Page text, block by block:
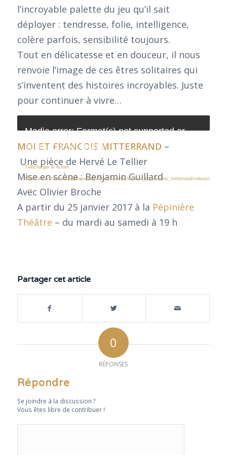
l’incroyable palette du jeu qu’il sait
déployer : tendresse, folie, intelligence,
colère parfois, sensibilité toujours.
Tout en délicatesse et en douceur, il nous
renvoie l’image de ces êtres solitaires qui
s’inventent des histoires incroyables. Juste
pour continuer à vivre…
Media error: Format(s) not supported or
source(s) not found
Télécharger le fichier:
http://www.theatrelapepiniere.com/Data/spectacles/moi_et_francois_mitterrand/videos/
_=1
MOI ET FRANCOIS MITTERRAND –
Une pièce de Hervé Le Tellier
Mise en scène : Benjamin Guillard
Avec Olivier Broche
A partir du 25 janvier 2017 à la Pépinière
Théâtre – du mardi au samedi à 19 h
Partager cet article
0
RÉPONSES
Répondre
Se joindre à la discussion ?
Vous êtes libre de contribuer !